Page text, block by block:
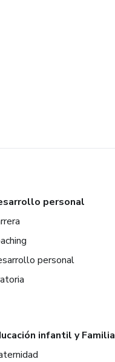
personal
personal
infantil y Familia